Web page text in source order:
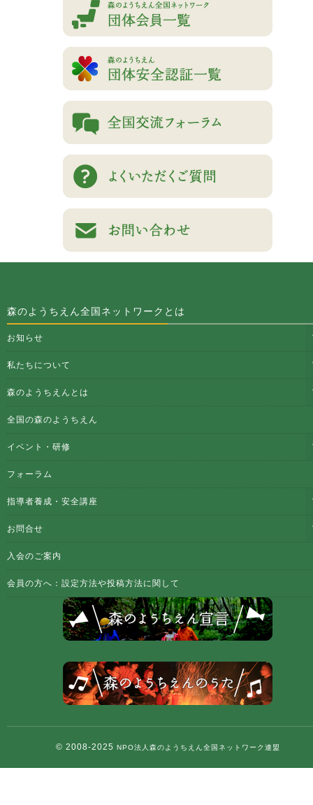
森のようちえん全国ネットワークとは
お知らせ
私たちについて
森のようちえんとは
全国の森のようちえん
イベント・研修
フォーラム
指導者養成・安全講座
お問合せ
入会のご案内
会員の方へ：設定方法や投稿方法に関して
© 2008-2025 NPO法人森のようちえん全国ネットワーク連盟